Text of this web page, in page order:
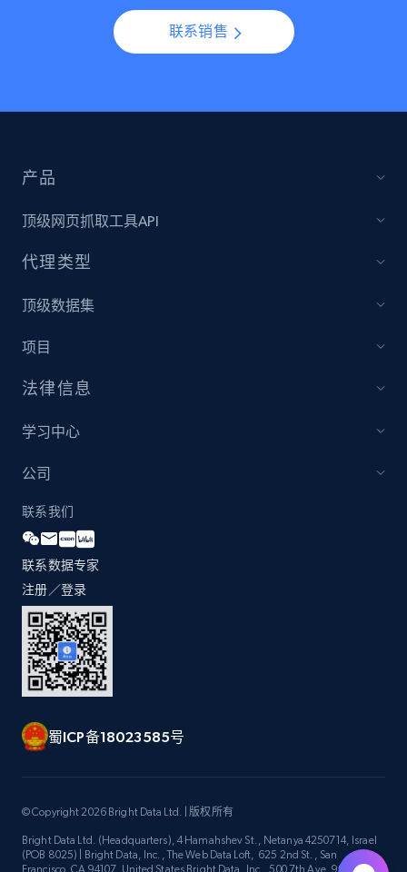
联系销售
产品
顶级网页抓取工具API
代理类型
顶级数据集
项目
法律信息
学习中心
公司
联系我们
联系数据专家
注册／登录
蜀ICP备18023585号
© Copyright 2026 Bright Data Ltd. | 版权所有
Bright Data Ltd. (Headquarters), 4 Hamahshev St., Netanya 4250714, Israel
(POB 8025) | Bright Data, Inc., The Web Data Loft, 625 2nd St., San
Francisco, CA 94107, United States Bright Data, Inc., 500 7th Ave, 9th Floor